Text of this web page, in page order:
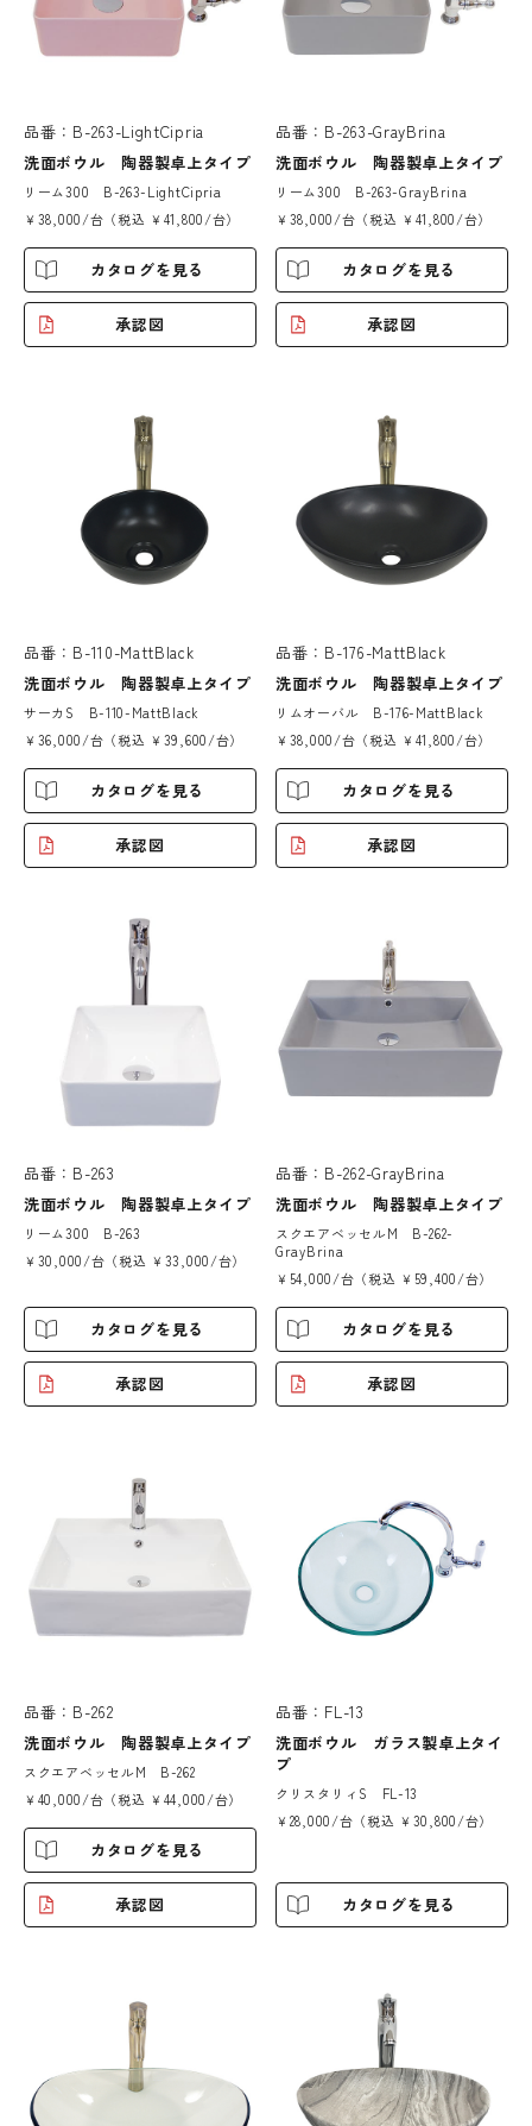
品番：B-263-LightCipria
洗面ボウル 陶器製卓上タイプ
リーム300 B-263-LightCipria
￥38,000/台（税込 ￥41,800/台）
カタログを見る
承認図
品番：B-263-GrayBrina
洗面ボウル 陶器製卓上タイプ
リーム300 B-263-GrayBrina
￥38,000/台（税込 ￥41,800/台）
カタログを見る
承認図
品番：B-110-MattBlack
洗面ボウル 陶器製卓上タイプ
サーカS B-110-MattBlack
￥36,000/台（税込 ￥39,600/台）
カタログを見る
承認図
品番：B-176-MattBlack
洗面ボウル 陶器製卓上タイプ
リムオーバル B-176-MattBlack
￥38,000/台（税込 ￥41,800/台）
カタログを見る
承認図
品番：B-263
洗面ボウル 陶器製卓上タイプ
リーム300 B-263
￥30,000/台（税込 ￥33,000/台）
カタログを見る
承認図
品番：B-262-GrayBrina
洗面ボウル 陶器製卓上タイプ
スクエアベッセルM B-262-
GrayBrina
￥54,000/台（税込 ￥59,400/台）
カタログを見る
承認図
品番：B-262
洗面ボウル 陶器製卓上タイプ
スクエアベッセルM B-262
￥40,000/台（税込 ￥44,000/台）
カタログを見る
承認図
品番：FL-13
洗面ボウル ガラス製卓上タイ
プ
クリスタリィS FL-13
￥28,000/台（税込 ￥30,800/台）
カタログを見る